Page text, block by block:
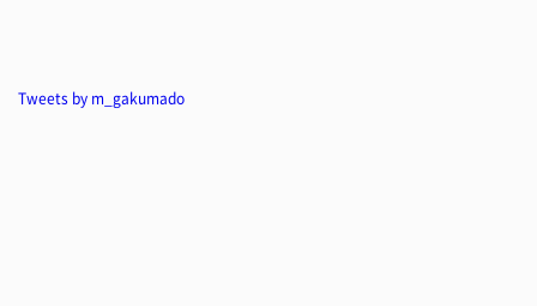
Tweets by m_gakumado